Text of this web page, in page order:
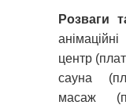
Розваги
центр
сауна
масаж